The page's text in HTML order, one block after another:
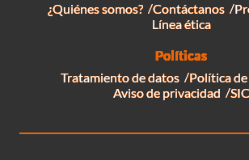
¿Quiénes somos?
Contáctanos
Línea ética
Políticas
Tratamiento de datos
Política
Aviso de privacidad
SIC